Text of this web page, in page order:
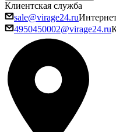
Клиентская служба
sale@virage24.ru
4950450002@virage24.ru